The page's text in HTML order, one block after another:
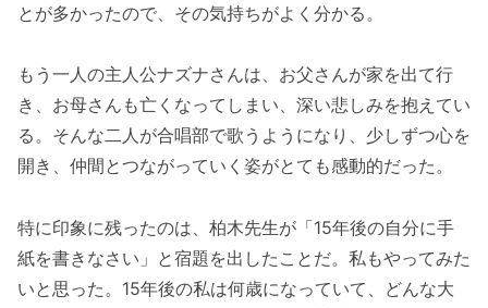
とが多かったので、その気持ちがよく分かる。
もう一人の主人公ナズナさんは、お父さんが家を出て行
き、お母さんも亡くなってしまい、深い悲しみを抱えてい
る。そんな二人が合唱部で歌うようになり、少しずつ心を
開き、仲間とつながっていく姿がとても感動的だった。
特に印象に残ったのは、柏木先生が「15年後の自分に手
紙を書きなさい」と宿題を出したことだ。私もやってみた
いと思った。15年後の私は何歳になっていて、どんな大